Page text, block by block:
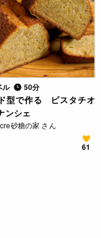
ル 50分
型で作る ピスタチオ
ンシェ
砂糖の家 さん
61